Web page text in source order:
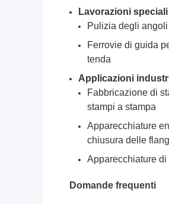
Lavorazioni
Pulizia degli
Ferrovie di guida
tenda
Applicazioni
Fabbricazione di
stampi a stampa
Apparecchiature
chiusura delle
Apparecchiature
Domande frequenti